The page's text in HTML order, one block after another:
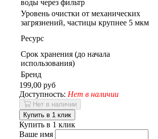
воды через фильтр
Уровень очистки от механических
загрязнений, частицы крупнее 5 мкм
Ресурс
Срок хранения (до начала
использования)
Бренд
199,00 руб
Доступность: Нет в наличии
Нет в наличии
Купить в 1 клик
Купить в 1 клик
Ваше имя